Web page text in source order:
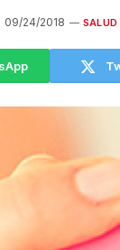
09/24/2018 SALUD